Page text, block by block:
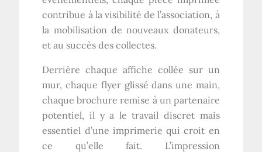
contribue à la visibilité de l’association, à
la mobilisation de nouveaux donateurs,
et au succès des collectes.
Derrière chaque affiche collée sur un
mur, chaque flyer glissé dans une main,
chaque brochure remise à un partenaire
potentiel, il y a le travail discret mais
essentiel d’une imprimerie qui croit en
ce qu’elle fait. L’impression